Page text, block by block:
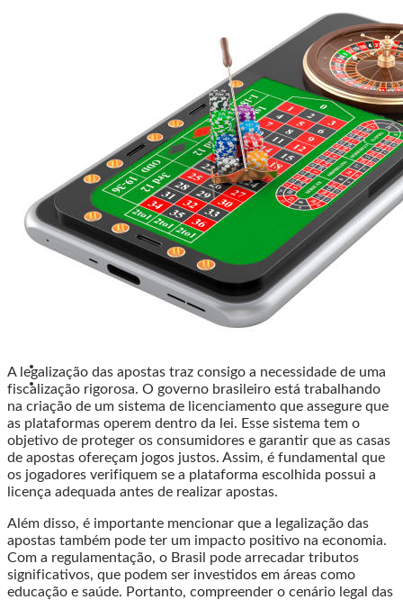
A legalização das apostas traz consigo a necessidade de uma
fiscalização rigorosa. O governo brasileiro está trabalhando
na criação de um sistema de licenciamento que assegure que
as plataformas operem dentro da lei. Esse sistema tem o
objetivo de proteger os consumidores e garantir que as casas
de apostas ofereçam jogos justos. Assim, é fundamental que
os jogadores verifiquem se a plataforma escolhida possui a
licença adequada antes de realizar apostas.
Além disso, é importante mencionar que a legalização das
apostas também pode ter um impacto positivo na economia.
Com a regulamentação, o Brasil pode arrecadar tributos
significativos, que podem ser investidos em áreas como
educação e saúde. Portanto, compreender o cenário legal das